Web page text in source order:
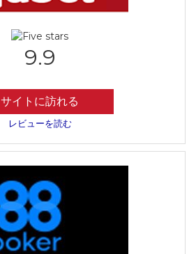
9.9
サイトに訪れる
レビューを読む